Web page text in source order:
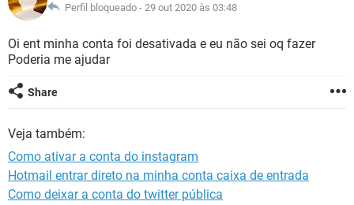
GUIA DE COMPRAS
INSTAGRAM
GUIA DE COMPRAS
CELULAR FACEBOOK
INSTAGRAM
GUIA DE COMPRAS
JOGOS
CELULAR FACEBOOK
INSTAGRAM
GUIA DE COMPRAS
Perfil bloqueado - 29 out 2020 às 03:48
Oi ent minha conta foi desativada e eu não sei oq fazer
Poderia me ajudar
Share
Veja também:
Como ativar a conta do instagram
Hotmail entrar direto na minha conta caixa de entrada
Como deixar a conta do twitter pública